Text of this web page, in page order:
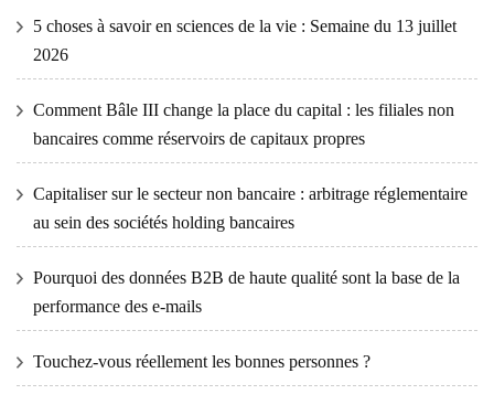
5 choses à savoir en sciences de la vie : Semaine du 13 juillet
2026
Comment Bâle III change la place du capital : les filiales non
bancaires comme réservoirs de capitaux propres
Capitaliser sur le secteur non bancaire : arbitrage réglementaire
au sein des sociétés holding bancaires
Pourquoi des données B2B de haute qualité sont la base de la
performance des e-mails
Touchez-vous réellement les bonnes personnes ?